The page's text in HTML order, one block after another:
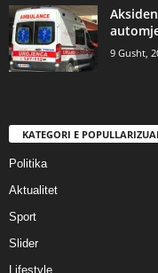
9 Gusht,
KATEGORI E
Politika
Aktualitet
Sport
Slider
Lifestyle